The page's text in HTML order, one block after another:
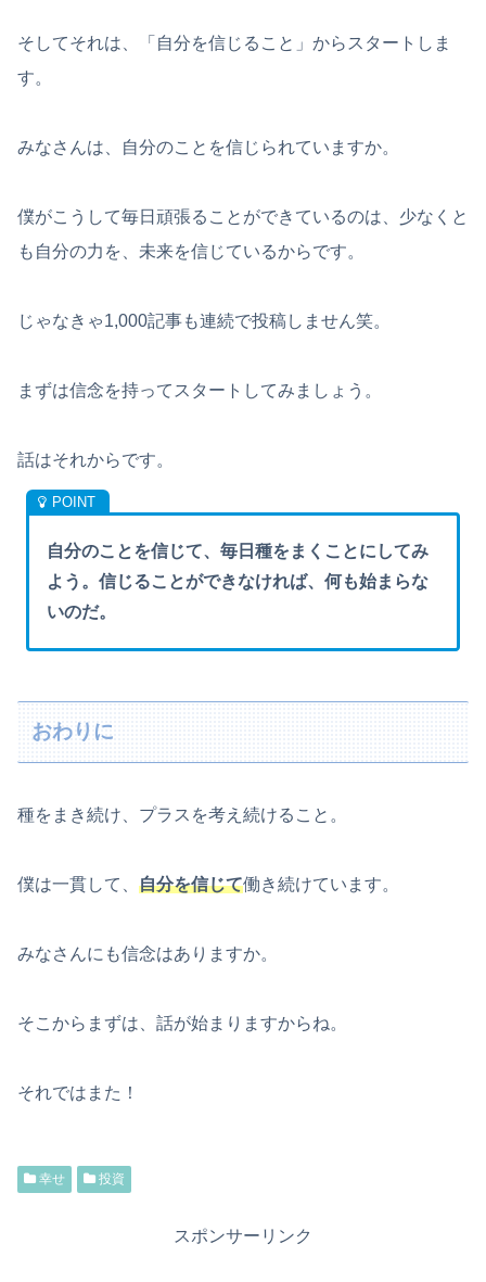
そしてそれは、「自分を信じること」からスタートしま
す。
みなさんは、自分のことを信じられていますか。
僕がこうして毎日頑張ることができているのは、少なくと
も自分の力を、未来を信じているからです。
じゃなきゃ1,000記事も連続で投稿しません笑。
まずは信念を持ってスタートしてみましょう。
話はそれからです。
自分のことを信じて、毎日種をまくことにしてみ
よう。信じることができなければ、何も始まらな
いのだ。
おわりに
種をまき続け、プラスを考え続けること。
僕は一貫して、 自分を信じて働き続けています。
みなさんにも信念はありますか。
そこからまずは、話が始まりますからね。
それではまた！
幸せ 投資
スポンサーリンク